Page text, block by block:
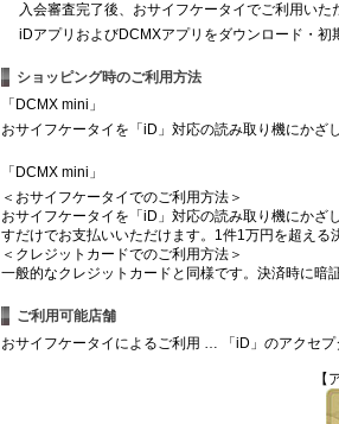
入会審査完了後、おサイフケータイでご利用い
iDアプリおよびDCMXアプリをダウンロード・初
ショッピング時のご利用方法
「DCMX mini」
おサイフケータイを「iD」対応の読み取り機にかざ
「DCMX mini」
＜おサイフケータイでのご利用方法＞
おサイフケータイを「iD」対応の読み取り機にかざ
すだけでお支払いいただけます。1件1万円を超え
＜クレジットカードでのご利用方法＞
一般的なクレジットカードと同様です。決済時に暗
ご利用可能店舗
おサイフケータイによるご利用 … 「iD」のアクセ
【